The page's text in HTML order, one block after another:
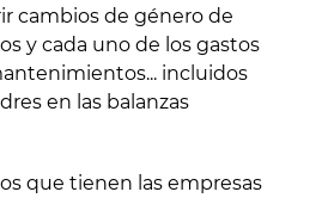
cambios de género de
y cada uno de los gastos
incluidos
en las balanzas
que tienen las empresas